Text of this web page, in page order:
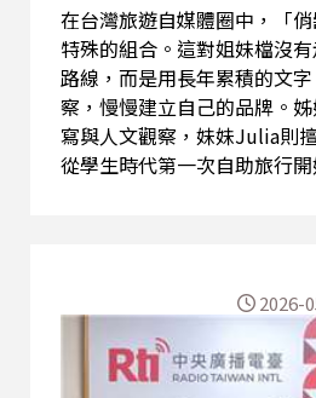
在台灣旅遊自媒體圈中，「
特殊的組合。這對姐妹檔沒
路線，而是用長年累積的文
察，慢慢建立自己的品牌。
寫與人文觀察，妹妹Julia則
從學生時代第一次自助旅行
場，她們只是單純把旅行中
沒想到多年累積後，開始有
接到媒體邀稿、出版社合作
從興趣發展成全職工作。
2026-